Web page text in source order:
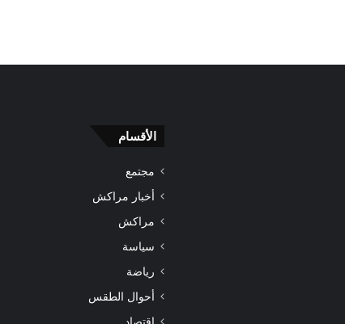
الأقسام
مجتمع
أخبار مراكش
مراكش
سياسة
رياضة
أحوال الطقس